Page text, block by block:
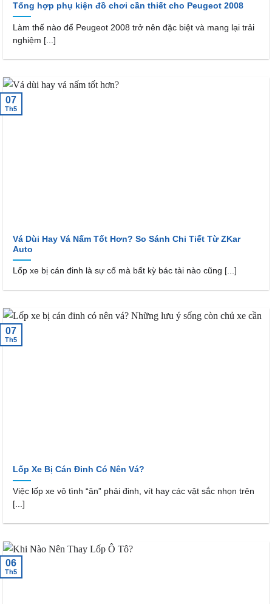
Tổng hợp phụ kiện đồ chơi cần thiết cho Peugeot 2008
Làm thế nào để Peugeot 2008 trở nên đặc biệt và mang lại trải
nghiệm [...]
Vá Dùi Hay Vá Nấm Tốt Hơn? So Sánh Chi Tiết Từ ZKar
Auto
Lốp xe bị cán đinh là sự cố mà bất kỳ bác tài nào cũng [...]
07
Th5
Lốp Xe Bị Cán Đinh Có Nên Vá?
Việc lốp xe vô tình “ăn” phải đinh, vít hay các vật sắc nhọn trên
[...]
07
Th5
06
Th5